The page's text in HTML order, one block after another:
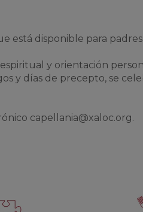
está disponible para
y orientación
y días de precepto, se
capellania@xaloc.org.